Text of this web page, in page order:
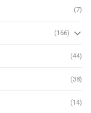
(7)
(166)
(44)
(38)
(14)